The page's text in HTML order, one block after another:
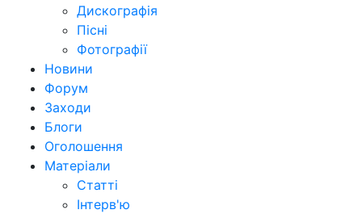
Дискографія
Пісні
Фотографії
Новини
Форум
Заходи
Блоги
Оголошення
Матеріали
Статті
Інтерв'ю